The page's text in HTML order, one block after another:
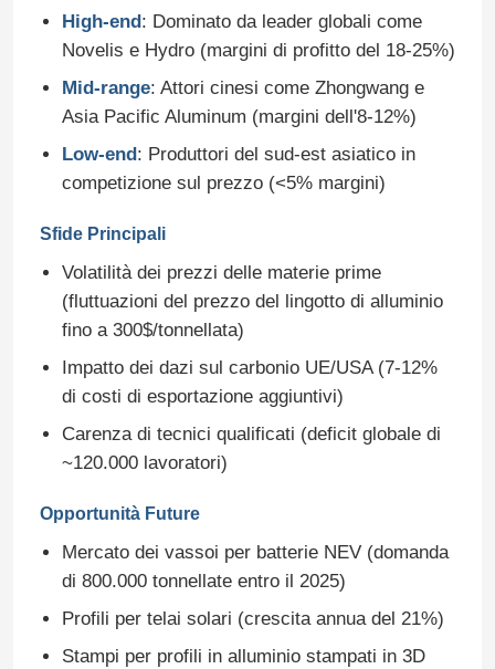
High-end: Dominato da leader globali come
Novelis e Hydro (margini di profitto del 18-25%)
Mid-range: Attori cinesi come Zhongwang e
Asia Pacific Aluminum (margini dell'8-12%)
Low-end: Produttori del sud-est asiatico in
competizione sul prezzo (<5% margini)
Sfide Principali
Volatilità dei prezzi delle materie prime
(fluttuazioni del prezzo del lingotto di alluminio
fino a 300$/tonnellata)
Impatto dei dazi sul carbonio UE/USA (7-12%
di costi di esportazione aggiuntivi)
Carenza di tecnici qualificati (deficit globale di
~120.000 lavoratori)
Opportunità Future
Mercato dei vassoi per batterie NEV (domanda
di 800.000 tonnellate entro il 2025)
Profili per telai solari (crescita annua del 21%)
Stampi per profili in alluminio stampati in 3D